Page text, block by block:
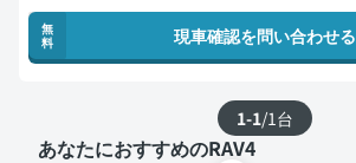
無
料
現車確認を問い合わせる
1-1/1台
あなたにおすすめのRAV4